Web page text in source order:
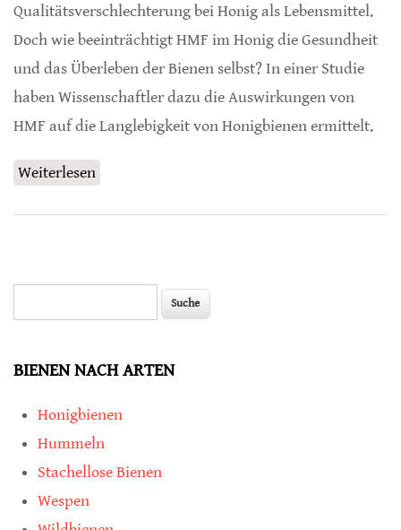
Qualitätsverschlechterung bei Honig als Lebensmittel.
Doch wie beeinträchtigt HMF im Honig die Gesundheit
und das Überleben der Bienen selbst? In einer Studie
haben Wissenschaftler dazu die Auswirkungen von
HMF auf die Langlebigkeit von Honigbienen ermittelt.
Weiterlesen
BIENEN NACH ARTEN
Honigbienen
Hummeln
Stachellose Bienen
Wespen